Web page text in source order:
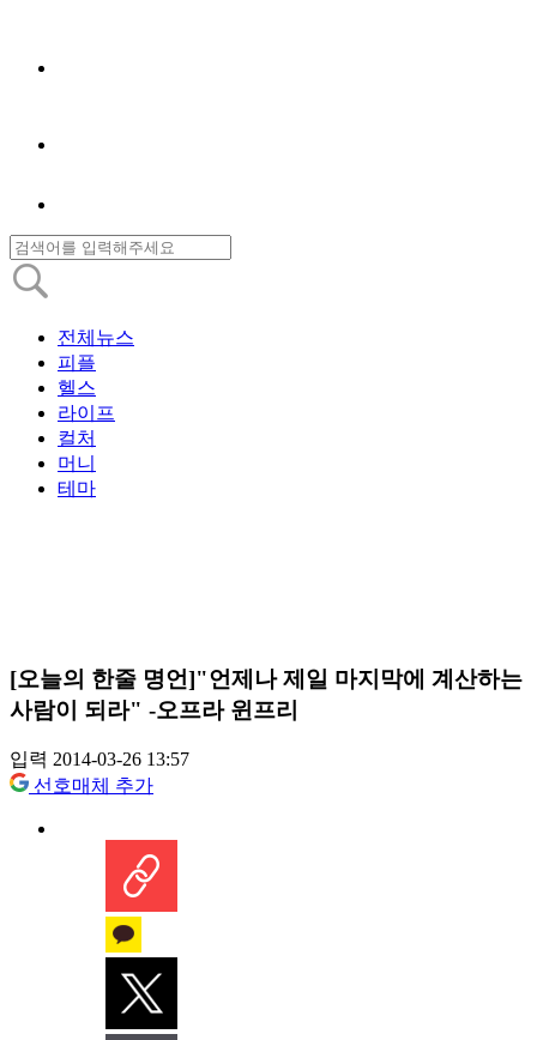
전체뉴스
피플
헬스
라이프
컬처
머니
테마
[오늘의 한줄 명언]"언제나 제일 마지막에 계산하는
사람이 되라" -오프라 윈프리
입력 2014-03-26 13:57
선호매체 추가